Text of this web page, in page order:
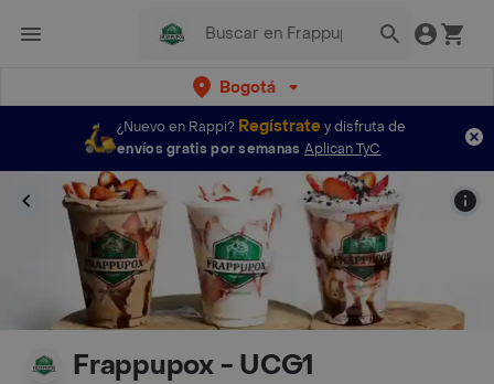
Bogotá
¿Nuevo en Rappi? Regístratey disfruta de
envíos gratis por semanas Aplican TyC
Frappupox - UCG1